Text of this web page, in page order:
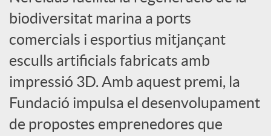
r
d
e
biodiversitat marina a ports
comercials i esportius mitjançant
esculls artificials fabricats amb
impressió 3D. Amb aquest premi, la
Fundació impulsa el desenvolupament
de propostes emprenedores que